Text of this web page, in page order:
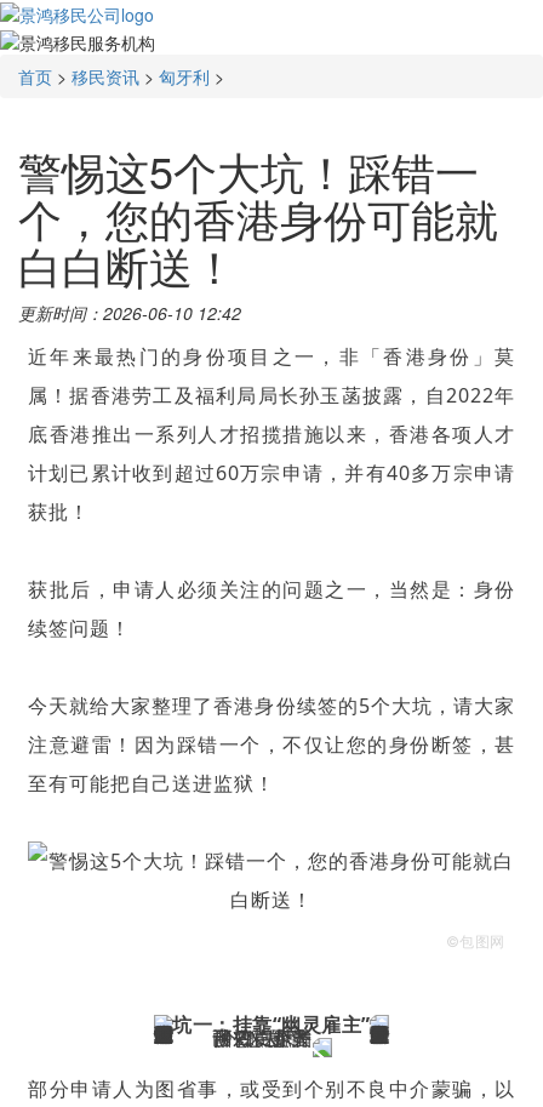
首页 > 移民资讯 > 匈牙利 >
警惕这5个大坑！踩错一
个，您的香港身份可能就
白白断送！
更新时间：2026-06-10 12:42
近年来最热门的身份项目之一，非「香港身份」莫
属！据香港劳工及福利局局长孙玉菡披露，自2022年
底香港推出一系列人才招揽措施以来，香港各项人才
计划已累计收到超过60万宗申请，并有40多万宗申请
获批！
获批后，申请人必须关注的问题之一，当然是：身份
续签问题！
今天就给大家整理了香港身份续签的5个大坑，请大家
注意避雷！因为踩错一个，不仅让您的身份断签，甚
至有可能把自己送进监狱！
©包图网
坑一：挂靠“幽灵雇主”
部分申请人为图省事，或受到个别不良中介蒙骗，以